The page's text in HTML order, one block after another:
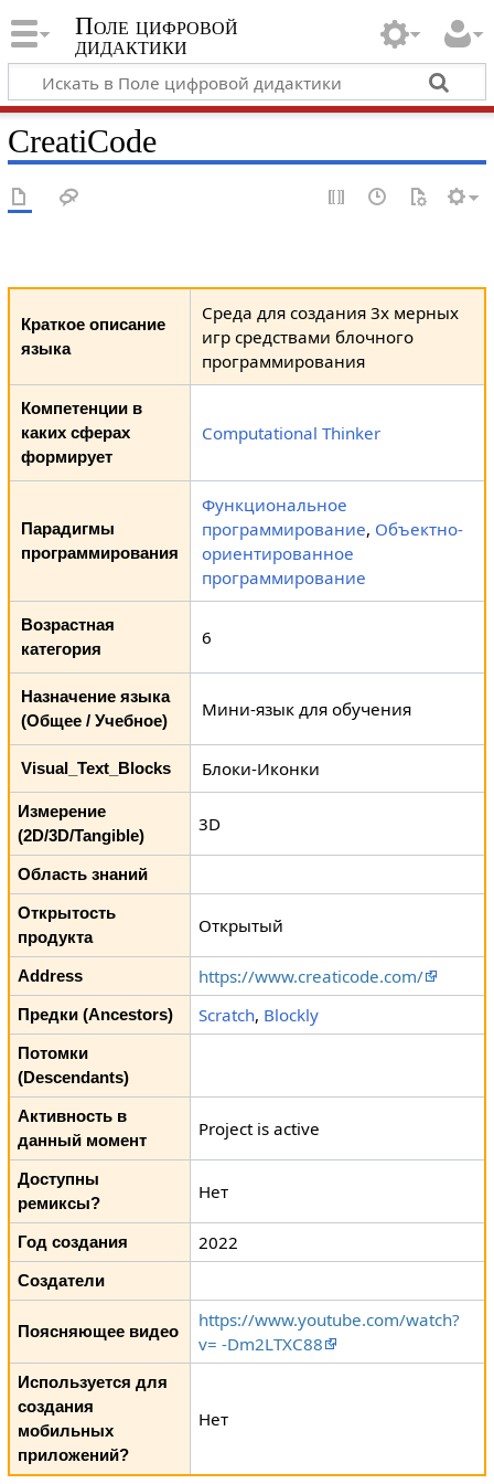
Поле цифровой
дидактики
CreatiCode
Краткое описание
языка
Среда для создания 3х мерных
игр средствами блочного
программирования
Компетенции в
каких сферах
формирует
Computational Thinker
Парадигмы
программирования
Функциональное
программирование, Объектно-
ориентированное
программирование
Возрастная
категория
6
Назначение языка
(Общее / Учебное)
Мини-язык для обучения
Visual_Text_Blocks Блоки-Иконки
Измерение
(2D/3D/Tangible)
3D
Область знаний
Открытость
продукта
Открытый
Address https://www.creaticode.com/
Предки (Ancestors) Scratch, Blockly
Потомки
(Descendants)
Активность в
данный момент
Project is active
Доступны
ремиксы?
Нет
Год создания 2022
Создатели
Поясняющее видео
https://www.youtube.com/watch?
v= -Dm2LTXC88
Используется для
создания
мобильных
приложений?
Нет